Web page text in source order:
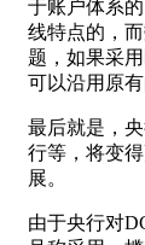
于账户体系
线特点的，
题，如果采
可以沿用原
最后就是，
行等，将变
展。
由于央行对